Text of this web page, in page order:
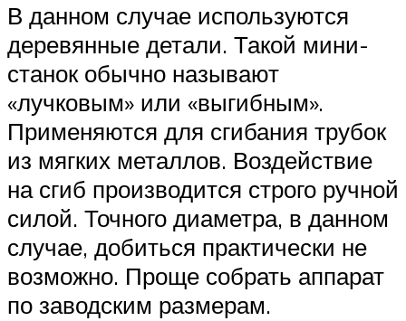
В данном случае используются
деревянные детали. Такой мини-
станок обычно называют
«лучковым» или «выгибным».
Применяются для сгибания трубок
из мягких металлов. Воздействие
на сгиб производится строго ручной
силой. Точного диаметра, в данном
случае, добиться практически не
возможно. Проще собрать аппарат
по заводским размерам.